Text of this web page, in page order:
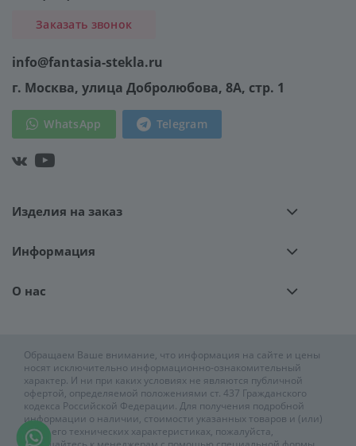
Заказать звонок
info@fantasia-stekla.ru
г. Москва, улица Добролюбова, 8А, стр. 1
WhatsApp Telegram
Изделия на заказ
Информация
О нас
Обращаем Ваше внимание, что информация на сайте и цены
носят исключительно информационно-ознакомительный
характер. И ни при каких условиях не являются публичной
офертой, определяемой положениями ст. 437 Гражданского
кодекса Российской Федерации. Для получения подробной
информации о наличии, стоимости указанных товаров и (или)
услуг, его технических характеристиках, пожалуйста,